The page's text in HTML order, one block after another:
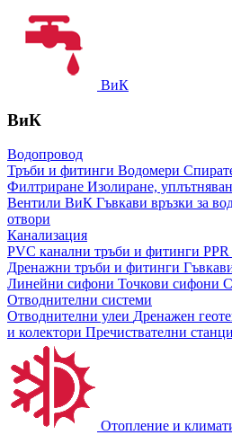
ВиК
ВиК
Водопровод
Тръби и фитинги Водомери
Филтриране Изолиране,
Вентили ВиК Гъвкави връзки за
отвори
Канализация
PVC канални тръби и фитинги
Дренажни тръби и фитинги
Линейни сифони Точкови сифони
Отводнителни системи
Отводнителни улеи Дренажен
и колектори Пречиствателни
Отопление и